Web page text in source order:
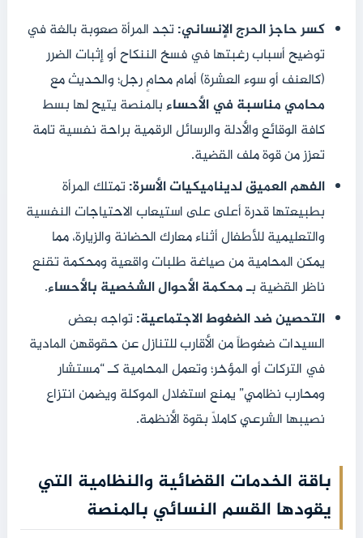
كسر حاجز الحرج الإنساني:تجد المرأة صعوبة بالغة في
توضيح أسباب رغبتها في فسخ الننكاح أو إثبات الضرر
(كالعنف أو سوء العشرة) أمام محامٍ رجل؛ والحديث مع
محامي مناسبة في الأحساءبالمنصة يتيح لها بسط
كافة الوقائع والأدلة والرسائل الرقمية براحة نفسية تامة
تعزز من قوة ملف القضية.
الفهم العميق لديناميكيات الأسرة:تمتلك المرأة
بطبيعتها قدرة أعلى على استيعاب الاحتياجات النفسية
والتعليمية للأطفال أثناء معارك الحضانة والزيارة، مما
يمكن المحامية من صياغة طلبات واقعية ومحكمة تقنع
ناظر القضية بـمحكمة الأحوال الشخصية بالأحساء.
التحصين ضد الضغوط الاجتماعية:تواجه بعض
السيدات ضغوطاً من الأقارب للتنازل عن حقوقهن المادية
في التركات أو المؤخر؛ وتعمل المحامية كـ “مستشار
ومحارب نظامي” يمنع استغلال الموكلة ويضمن انتزاع
نصيبها الشرعي كاملاً بقوة الأنظمة.
باقة الخدمات القضائية والنظامية التي
يقودها القسم النسائي بالمنصة